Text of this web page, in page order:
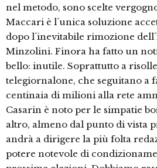
nel metodo, sono scelte
Maccari è l´unica soluzione
dopo l´inevitabile rimozione
Minzolini. Finora ha fatto un
bello: inutile. Soprattutto a
telegiornalone, che seguitano a
centinaia di milioni alla rete
Casarin è noto per le simpatie
altro, almeno dal punto di vista
andrà a dirigere la più folta
potere notevole di